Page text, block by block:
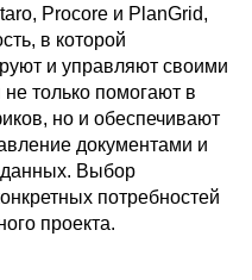
Procore и PlanGrid,
в которой
и управляют своими
только помогают в
но и обеспечивают
документами и
Выбор
потребностей
проекта.